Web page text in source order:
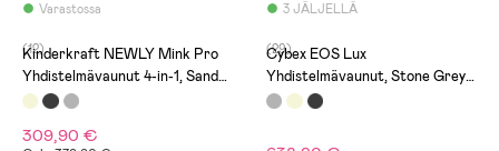
Varastossa
(12)
Kinderkraft NEWLY Mink Pro
Yhdistelmävaunut 4-in-1, Sand
Beige
309,90 €
3 JÄLJELLÄ
(29)
Cybex EOS Lux
Yhdistelmävaunut, Stone Grey/
Mid Grey